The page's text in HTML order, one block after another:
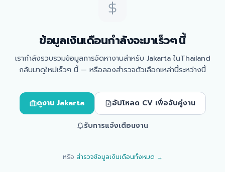
ข้อมูลเงินเดือนกำลังจะมาเร็วๆ นี้
เรากำลังรวบรวมข้อมูลการจัดหางานสำหรับ Jakarta ในThailand
กลับมาดูใหม่เร็วๆ นี้ — หรือลองสำรวจตัวเลือกเหล่านี้ระหว่างนี้
ดูงาน Jakarta อัปโหลด CV เพื่อจับคู่งาน
รับการแจ้งเตือนงาน
หรือ สำรวจข้อมูลเงินเดือนทั้งหมด →